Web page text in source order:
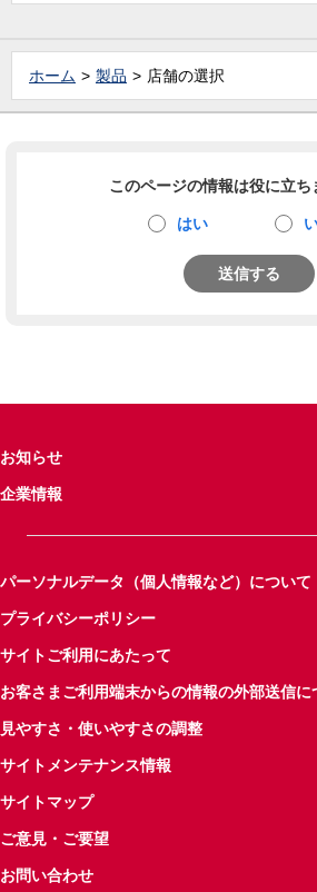
ホーム 製品 店舗の選択
このページの情報は役に立ち
はい
送信する
お知らせ
企業情報
パーソナルデータ（個人情報など）について
プライバシーポリシー
サイトご利用にあたって
お客さまご利用端末からの情報の外部送信に
見やすさ・使いやすさの調整
サイトメンテナンス情報
サイトマップ
ご意見・ご要望
お問い合わせ